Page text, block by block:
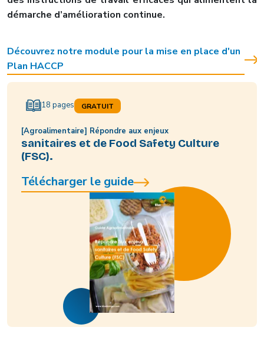
démarche d’amélioration continue.
Découvrez notre module pour la mise en place d'un
Plan HACCP
18 pages GRATUIT
[Agroalimentaire] Répondre aux enjeux
sanitaires et de Food Safety Culture
(FSC).
Télécharger le guide